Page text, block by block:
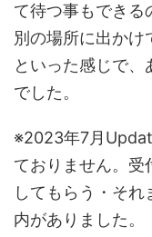
て待つ事もできる
別の場所に出かけ
といった感じで
でした。
※2023年7月
ておりません。受
してもらう・そ
内がありました。